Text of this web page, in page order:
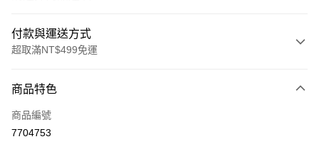
付款與運送方式
超取滿NT$499免運
信用卡一次付款
超商取貨付款
商品特色
商品編號
7704753